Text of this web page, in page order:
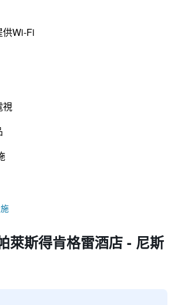
供Wi-Fi
視
萊斯得肯格雷酒店 - 尼斯